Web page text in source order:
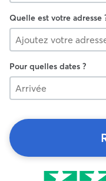
Quelle est votre adresse
Pour quelles dates ?
Arrivée